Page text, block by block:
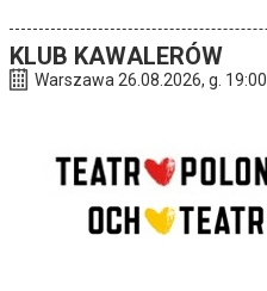
KLUB KAWALERÓW
Warszawa 26.08.2026, g. 19:00